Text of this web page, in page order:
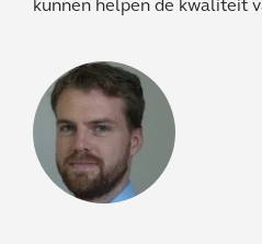
kunnen helpen de kwaliteit